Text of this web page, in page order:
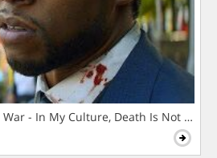
- In My Culture, Death Is Not The